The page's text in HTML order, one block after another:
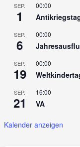
SEP.
1
00:00
SEP.
6
00:00
SEP.
19
00:00
SEP.
21
16:00
VA
Kalender anzeigen